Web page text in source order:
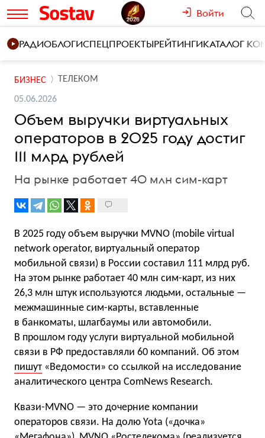
Войти
РАДИОБЛОГИСПЕЦПРОЕКТЫРЕЙТИНГИКАТАЛОГ
БИЗНЕС ТЕЛЕКОМ
05.06.2026
Объем выручки виртуальных
операторов в 2025 году достиг
111 млрд рублей
На рынке работает 40 млн сим-карт
В 2025 году объем выручки MVNO (mobile virtual
network operator, виртуальный оператор
мобильной связи) в России составил 111 млрд руб.
На этом рынке работает 40 млн сим-карт, из них
26,3 млн штук используются людьми, остальные —
межмашинные сим-карты, вставленные
в банкоматы, шлагбаумы или автомобили.
В прошлом году услуги виртуальной мобильной
связи в РФ предоставляли 60 компаний. Об этом
пишут «Ведомости» со ссылкой на исследование
аналитического центра ComNews Research.
Квази-MVNO — это дочерние компании
операторов связи. На долю Yota («дочка»